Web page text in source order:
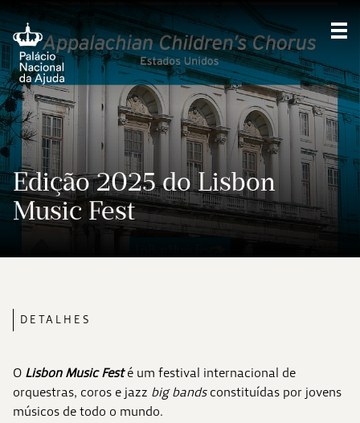
Edição 2025 do Lisbon
Music Fest
DETALHES
O Lisbon Music Festé um festival internacional de
orquestras, coros e jazz big bandsconstituídas por jovens
músicos de todo o mundo.